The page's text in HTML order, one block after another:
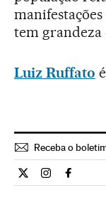
tem grandeza
Luiz Ruffato
Receba o
Opiniao El País
Opiniao El